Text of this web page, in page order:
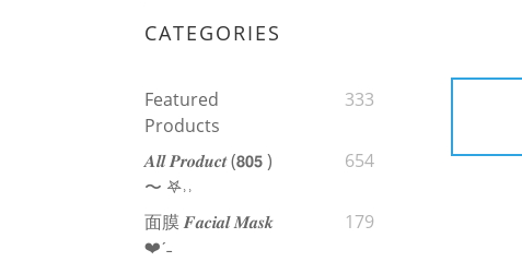
CATEGORIES
Featured
Products
333
𝑨𝒍𝒍 𝑷𝒓𝒐𝒅𝒖𝒄𝒕 (𝟴𝟬𝟱 )
〜 𖤐˒˒‪‪
654
面膜 𝑭𝒂𝒄𝒊𝒂𝒍 𝑴𝒂𝒔𝒌
❤︎‬ˊ‪‪˗
179